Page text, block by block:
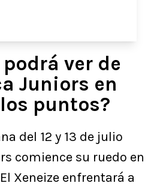
ver de
Juniors en
puntos?
del 12 y 13 de julio
comience su ruedo en
Xeneize enfrentará a